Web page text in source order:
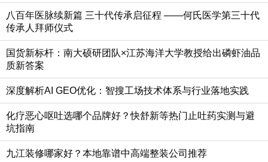
八百年医脉续新篇 三十代传承启征程 ——何氏医学第三十代
传承人拜师仪式
国货新标杆：南大硕研团队×江苏海洋大学教授给出磷虾油品
质新答案
深度解析AI GEO优化：智搜工场技术体系与行业落地实践
化疗恶心呕吐选哪个品牌好？快舒新等热门止吐药实测与避
坑指南
九江装修哪家好？本地靠谱中高端整装公司推荐